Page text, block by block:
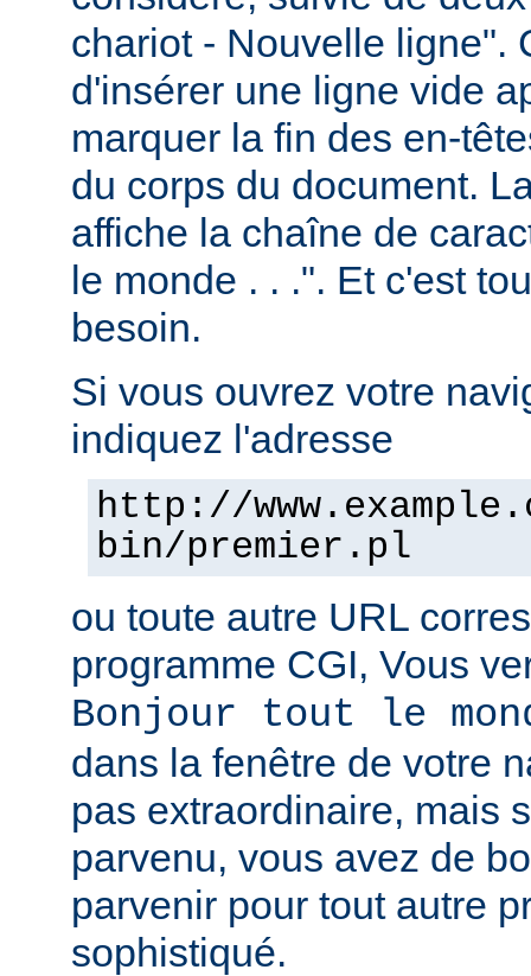
chariot - Nouvelle ligne".
d'insérer une ligne vide
marquer la fin des en-
du corps du document.
affiche la chaîne de
le monde . . .". Et c'est
besoin.
Si vous ouvrez votre
indiquez l'adresse
http://
bin/premier.pl
ou toute autre URL
programme CGI, Vous
Bonjour tout le
dans la fenêtre de votre
pas extraordinaire, mais
parvenu, vous avez de
parvenir pour tout autre
sophistiqué.